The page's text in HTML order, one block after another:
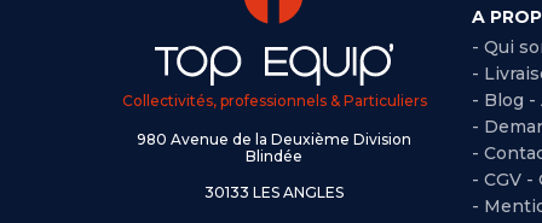
Collectivités, professionnels & Particuliers
980 Avenue de la Deuxième Division
Blindée
30133 LES ANGLES
A
- Qui
-
- Blog -
-
-
- CGV -
-